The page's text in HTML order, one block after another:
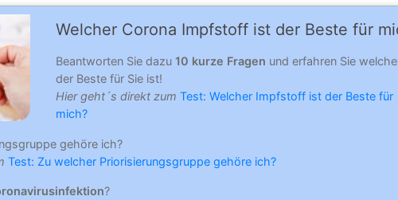
Welcher Corona Impfstoff ist der Beste für
Beantworten Sie dazu 10 kurze Fragen und erfahren Sie
der Beste für Sie ist!
Hier geht´s direkt zum Test: Welcher Impfstoff ist der Beste für
mich?
gehöre ich?
Test: Zu welcher Priorisierungsgruppe gehöre ich?
?